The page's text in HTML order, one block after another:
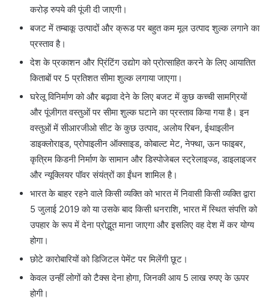
करोड़ रुपये की पूंजी दी जाएगी।
बजट में तम्‍बाकू उत्‍पादों और क्रूड पर बहुत कम मूल उत्‍पाद शुल्‍क लगाने का
प्रस्‍ताव है।
देश के प्रकाशन और प्रिंटिंग उद्योग को प्रोत्‍साहित करने के लिए आयातित
किताबों पर 5 प्रतिशत सीमा शुल्‍क लगाया जाएगा।
घरेलू विनिर्माण को और बढ़ावा देने के लिए बजट में कुछ कच्‍ची सामग्रियों
और पूंजीगत वस्‍तुओं पर सीमा शुल्‍क घटाने का प्रस्‍ताव किया गया है। इन
वस्‍तुओं में सीआरजीओ सीट के कुछ उत्‍पाद, अलोय रिबन, ईथाइलीन
डाइक्‍लोराइड, प्रोपाइलीन ऑक्‍साइड, कोबाल्‍ट मेट, नेफ्था, ऊन फाइबर,
कृत्रिम किडनी निर्माण के सामान और डिस्‍पोजेबल स्‍ट्रेलाइज्ड, डाइलाइजर
और न्‍यूक्लियर पॉवर संयंत्रों का ईंधन शामिल है।
भारत के बाहर रहने वाले किसी व्यक्ति को भारत में निवासी किसी व्यक्ति द्वारा
5 जुलाई 2019 को या उसके बाद किसी धनराशि, भारत में स्थित संपत्ति को
उपहार के रूप में देना प्रोद्भूत माना जाएगा और इसलिए वह देश में कर योग्य
होगा।
छोटे कारोबारियों को डिजिटल पेमेंट पर मिलेंगी छूट।
केवल उन्हीं लोगों को टैक्स देना होगा, जिनकी आय 5 लाख रुपए के ऊपर
होगी।